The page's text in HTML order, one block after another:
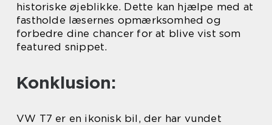
historiske øjeblikke. Dette kan hjælpe med at
fastholde læsernes opmærksomhed og
forbedre dine chancer for at blive vist som
featured snippet.
Konklusion:
VW T7 er en ikonisk bil, der har vundet